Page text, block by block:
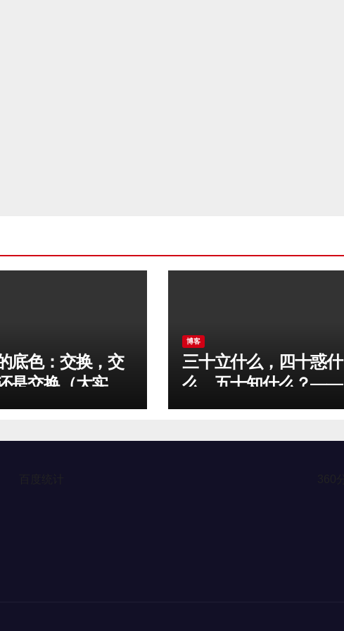
底色：交换，交
是交换（大实
博客
三十立什么，四十惑什
么，五十知什么？——
平相居士